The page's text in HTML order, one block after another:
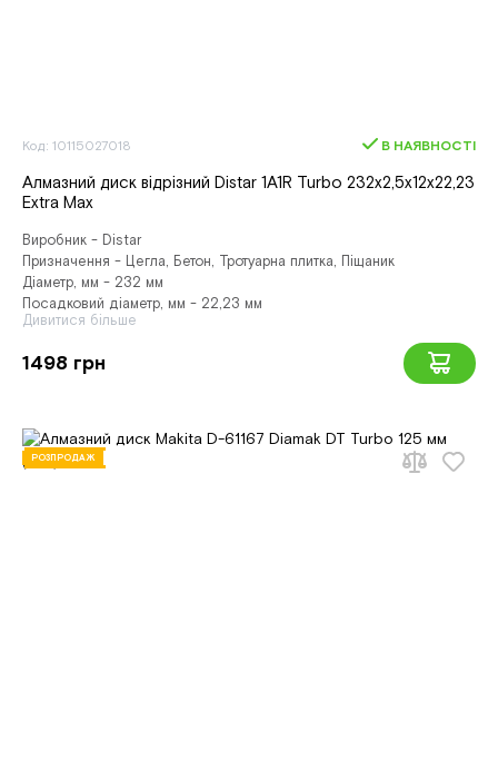
Код: 10115027018 В НАЯВНОСТІ
Алмазний диск вiдрiзний Distar 1A1R Turbo 232x2,5x12x22,23
Extra Max
Виробник - Distar
Призначення - Цегла, Бетон, Тротуарна плитка, Піщаник
Діаметр, мм - 232 мм
Посадковий діаметр, мм - 22,23 мм
Дивитися більше
1498 грн
РОЗПРОДАЖ